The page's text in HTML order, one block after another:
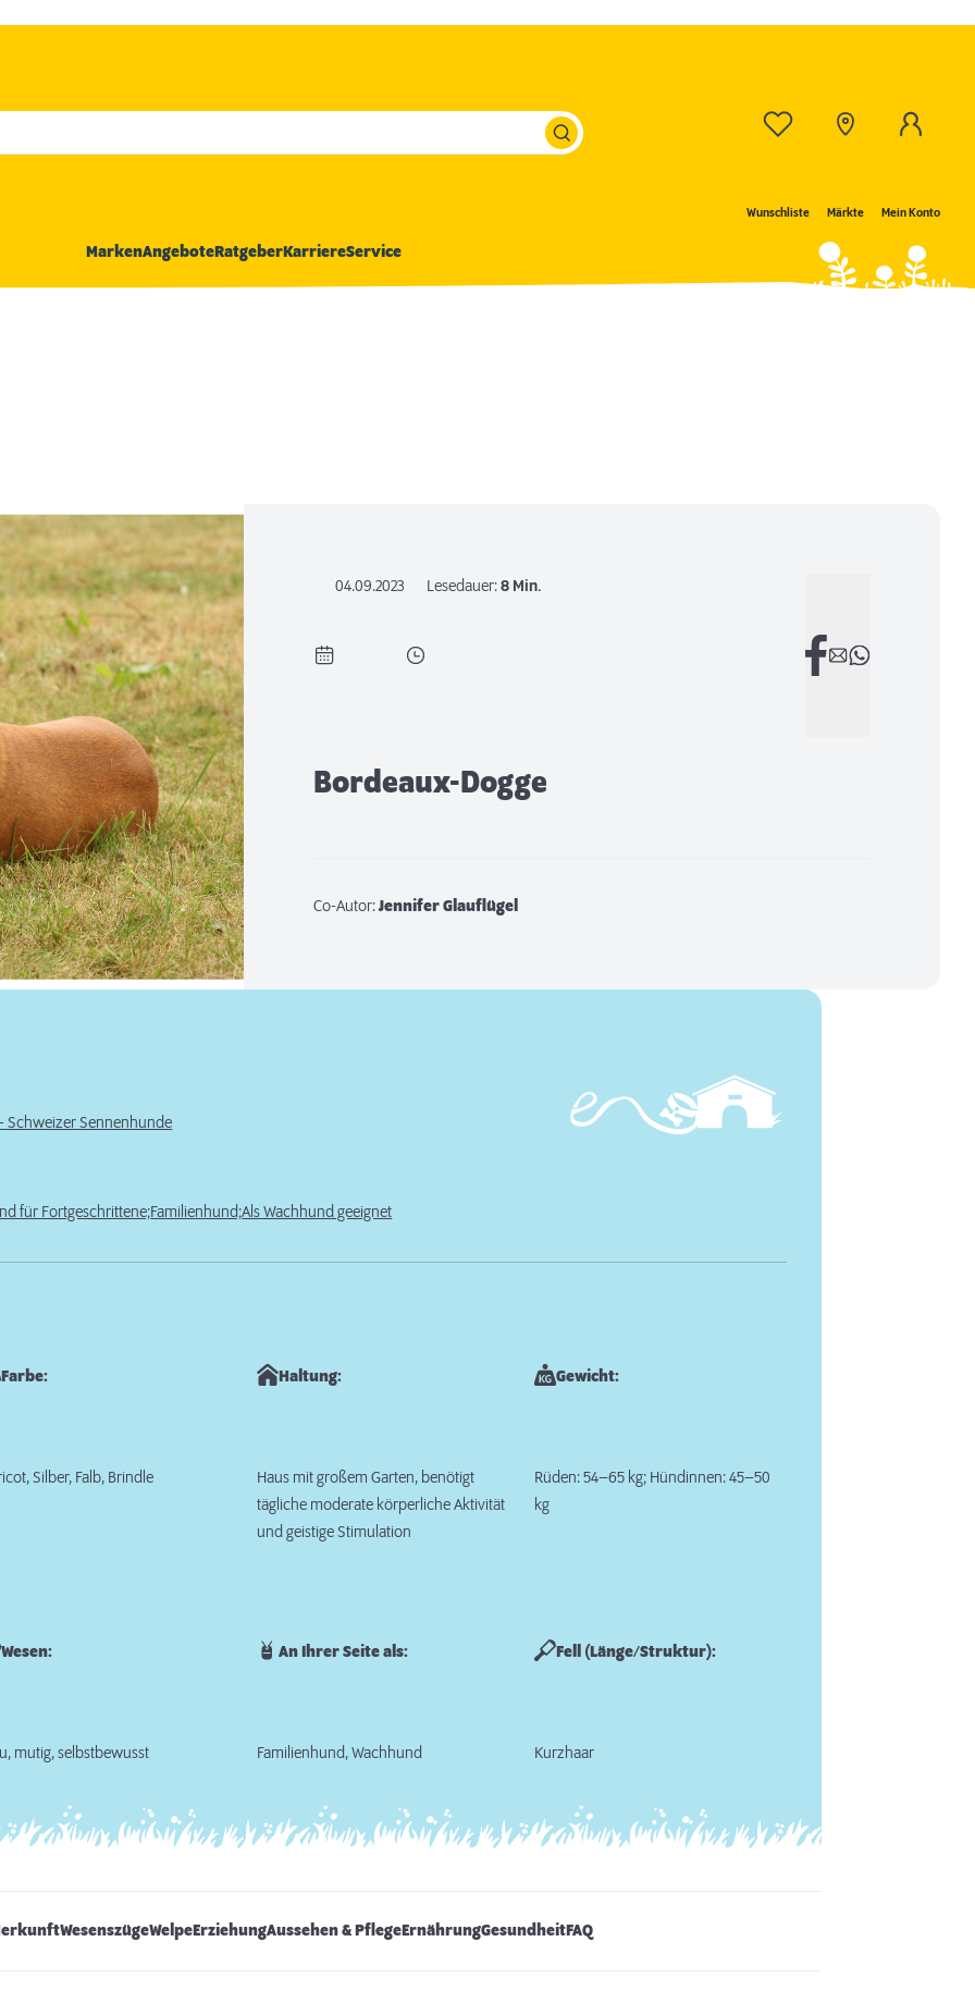
Wunschliste Märkte Mein Konto
MarkenAngeboteRatgeberKarriereService
04.09.2023 Lesedauer:8 Min.
Bordeaux-Dogge
Co-Autor:Jennifer Glauflügel
Schweizer Sennenhunde
für Fortgeschrittene;Familienhund;Als Wachhund geeignet
Farbe:
Silber, Falb, Brindle
Haltung:
Haus mit großem Garten, benötigt
tägliche moderate körperliche Aktivität
und geistige Stimulation
Gewicht:
Rüden: 54–65 kg; Hündinnen: 45–50
kg
Wesen:
mutig, selbstbewusst
An Ihrer Seite als:
Familienhund, Wachhund
Fell (Länge/Struktur):
Kurzhaar
WesenszügeWelpeErziehungAussehen & PflegeErnährungGesundheitFAQ